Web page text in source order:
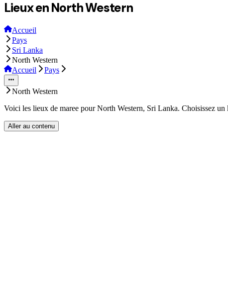
Lieux en North Western
Accueil
Pays
Sri Lanka
North Western
Accueil
Pays
North Western
Voici les lieux de maree pour North Western, Sri Lanka. Choisissez un
Aller au contenu